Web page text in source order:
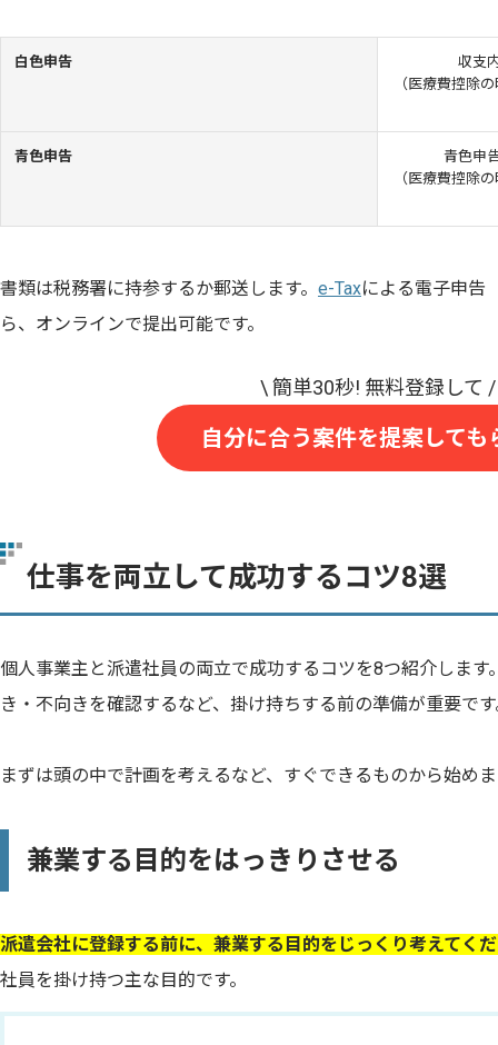
白色申告
収支
（医療費控除
青色申告
青色申
（医療費控除
書類は税務署に持参するか郵送します。 e-Taxによる電子申告
ら、オンラインで提出可能です。
自分に合う案件を提案しても
仕事を両立して成功するコツ8選
個人事業主と派遣社員の両立で成功するコツを8つ紹介しま
き・不向きを確認するなど、掛け持ちする前の準備が重要で
まずは頭の中で計画を考えるなど、すぐできるものから始め
兼業する目的をはっきりさせる
派遣会社に登録する前に、兼業する目的をじっくり考えてく
社員を掛け持つ主な目的です。